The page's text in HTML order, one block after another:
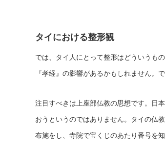
タイにおける整形観
では、タイ人にとって整形はどういうも
『孝経』の影響があるかもしれません。
注目すべきは上座部仏教の思想です。日
おうというのではありません。タイの仏
布施をし、寺院で宝くじのあたり番号を知